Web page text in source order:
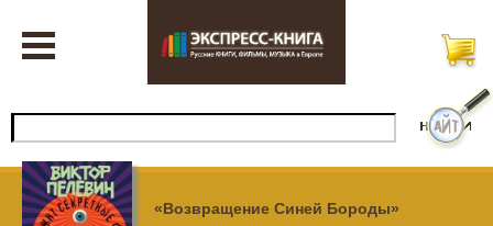
«Возвращение Синей Бороды»